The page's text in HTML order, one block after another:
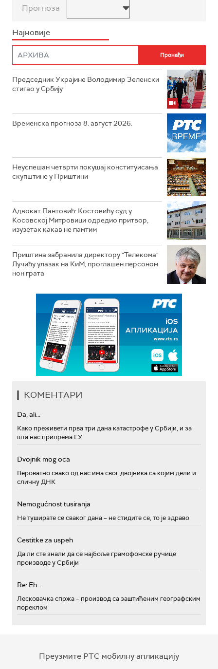
Прогноза
Најновије
Председник Украјине Володимир Зеленски
стигао у Србију
Временска прогноза 8. август 2026.
Неуспешан четврти покушај конституисања
скупштине у Приштини
Адвокат Пантовић: Костовићу суд у
Косовској Митровици одредио притвор,
изузетак какав не памтим
Приштина забранила директору "Телекома"
Лучићу улазак на КиМ, проглашен персоном
нон грата
КОМЕНТАРИ
Da, ali...
Како преживети прва три дана катастрофе у Србији, и за
шта нас припрема ЕУ
Dvojnik mog oca
Вероватно свако од нас има свог двојника са којим дели и
сличну ДНК
Nemogućnost tusiranja
Не туширате се сваког дана – не стидите се, то је здраво
Cestitke za uspeh
Да ли сте знали да се најбоље грамофонске ручице
производе у Србији
Re: Eh...
Лесковачка спржа – производ са заштићеним географским
пореклом
Преузмите РТС мобилну апликацију